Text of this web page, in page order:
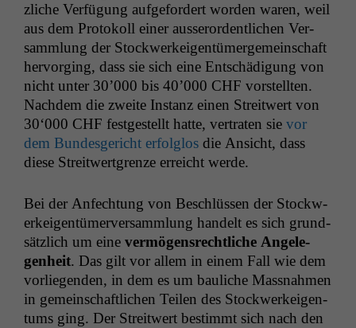
zliche Ver­fü­gung aufge­fordert wor­den waren, weil
aus dem Pro­tokoll ein­er ausseror­dentlichen Ver­
samm­lung der Stock­w­erkeigen­tümerge­mein­schaft
her­vorg­ing, dass sie sich eine Entschädi­gung von
nicht unter 30’000 bis 40’000 CHF vorstell­ten.
Nach­dem die zweite Instanz einen Stre­itwert von
30‘000 CHF fest­gestellt hat­te, ver­trat­en sie vor
dem Bun­des­gericht erfol­g­los die Ansicht, dass
diese Stre­itwert­gren­ze erre­icht werde.
Bei der Anfech­tung von Beschlüssen der Stock­w­
erkeigen­tümerver­samm­lung han­delt es sich grund­
sät­zlich um eine ver­mö­gen­srechtliche Angele­
gen­heit. Das gilt vor allem in einem Fall wie dem
vor­liegen­den, in dem es um bauliche Mass­nah­men
in gemein­schaftlichen Teilen des Stock­w­erkeigen­
tums ging. Der Stre­itwert bes­timmt sich nach den